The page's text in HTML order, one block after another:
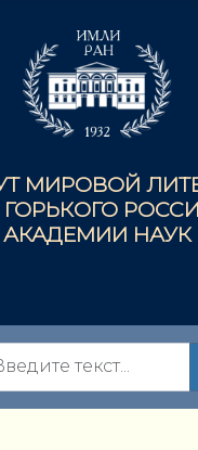
МИРОВОЙ
ГОРЬКОГО
АКАДЕМИИ НАУК